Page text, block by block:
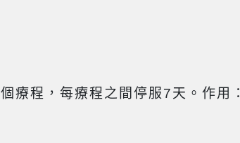
程，每療程之間停服7天。作用：